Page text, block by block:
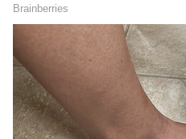
Image Credit :
தமிழ்நாட்டிற்கு